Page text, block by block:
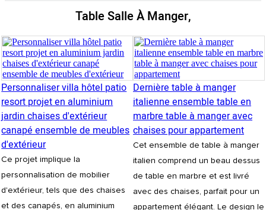
Table Salle À Manger,
Personnaliser villa hôtel patio
resort projet en aluminium
jardin chaises d'extérieur
canapé ensemble de meubles
d'extérieur
Ce projet implique la
personnalisation de mobilier
d'extérieur, tels que des chaises
et des canapés, en aluminium
Dernière table à manger
italienne ensemble table en
marbre table à manger avec
chaises pour appartement
Cet ensemble de table à manger
italien comprend un beau dessus
de table en marbre et est livré
avec des chaises, parfait pour un
appartement élégant. Le design le